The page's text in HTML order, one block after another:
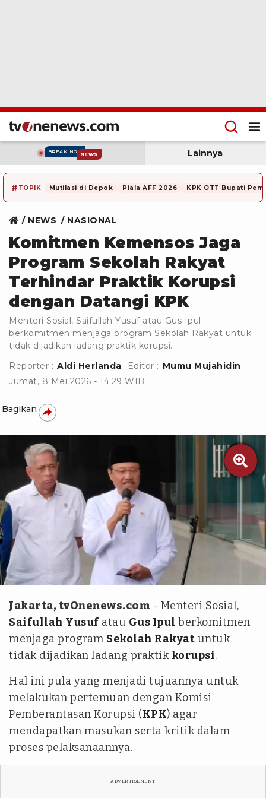
BREAKING NEWS Lainnya
# TOPIK Mutilasi di Depok Piala AFF 2026 KPK OTT Bupati
NEWS NASIONAL
Komitmen Kemensos Jaga
Program Sekolah Rakyat
Terhindar Praktik Korupsi
dengan Datangi KPK
Menteri Sosial, Saifullah Yusuf atau Gus Ipul
berkomitmen menjaga program Sekolah Rakyat untuk
tidak dijadikan ladang praktik korupsi.
Reporter : Aldi Herlanda Editor : Mumu Mujahidin
Jumat, 8 Mei 2026 - 14:29 WIB
Bagikan

Aldi Herlanda/tvOnenews.com
Jakarta, tvOnenews.com - Menteri Sosial,
Saifullah Yusuf atau Gus Ipul berkomitmen
menjaga program Sekolah Rakyat untuk
tidak dijadikan ladang praktik korupsi.
Hal ini pula yang menjadi tujuannya untuk
melakukan pertemuan dengan Komisi
Pemberantasan Korupsi (KPK) agar
mendapatkan masukan serta kritik dalam
proses pelaksanaannya.
ADVERTISEMENT